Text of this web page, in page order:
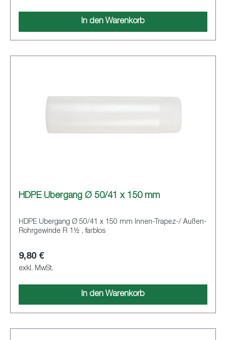
In den Warenkorb
HDPE Übergang Ø 50/41 x 150 mm
HDPE Übergang Ø 50/41 x 150 mm Innen-Trapez-/ Außen-
Rohrgewinde R 1½ , farblos
9,80 €
exkl. MwSt.
In den Warenkorb